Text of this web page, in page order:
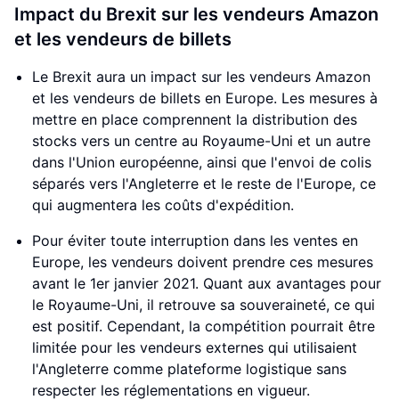
Impact du Brexit sur les vendeurs Amazon
et les vendeurs de billets
Le Brexit aura un impact sur les vendeurs Amazon
et les vendeurs de billets en Europe. Les mesures à
mettre en place comprennent la distribution des
stocks vers un centre au Royaume-Uni et un autre
dans l'Union européenne, ainsi que l'envoi de colis
séparés vers l'Angleterre et le reste de l'Europe, ce
qui augmentera les coûts d'expédition.
Pour éviter toute interruption dans les ventes en
Europe, les vendeurs doivent prendre ces mesures
avant le 1er janvier 2021. Quant aux avantages pour
le Royaume-Uni, il retrouve sa souveraineté, ce qui
est positif. Cependant, la compétition pourrait être
limitée pour les vendeurs externes qui utilisaient
l'Angleterre comme plateforme logistique sans
respecter les réglementations en vigueur.